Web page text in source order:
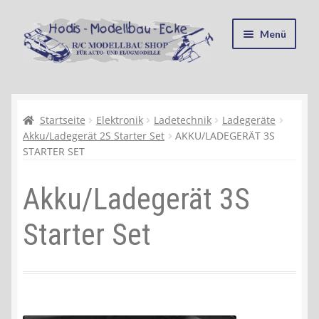
Zur
Navigation
springen
Zum
Inhalt
springen
Menü
Kasse
Mein Konto
Recycling, Entsorgung und Umwelt
Shop
Warenkorb
Startseite Elektronik Ladetechnik
Ladegeräte
Akku/Ladegerät 2S Starter Set
AKKU/LADEGERÄT 3S
STARTER SET
Akku/Ladegerät 3S
Starter Set